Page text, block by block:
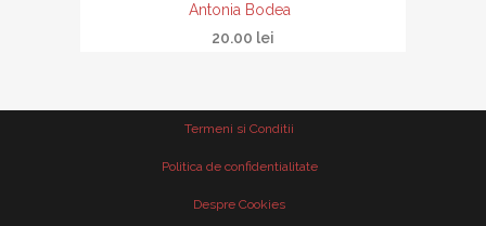
Antonia Bodea
20.00 lei
Termeni si Conditii
Politica de confidentialitate
Despre Cookies